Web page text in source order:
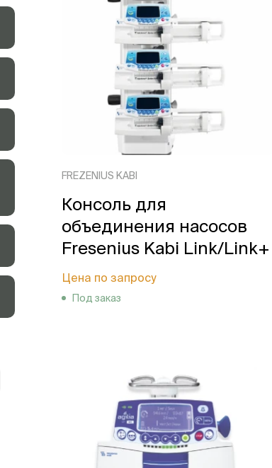
FREZENIUS KABI
Консоль для
объединения насосов
Fresenius Kabi Link/Link+
Цена по запросу
Под заказ